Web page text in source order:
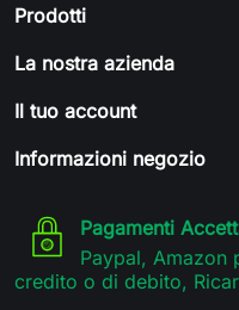
Prodotti
La nostra azienda
Il tuo account
Informazioni negozio
Pagamenti
Paypal, Amazon
credito o di debito,